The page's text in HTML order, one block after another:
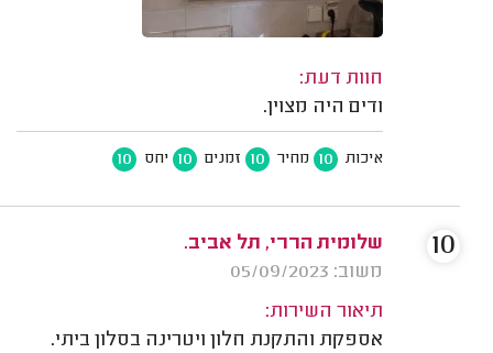
חוות דעת:
ודים היה מצוין.
איכות 10 מחיר 10 זמנים 10 יחס 10
שלומית הררי, תל אביב.
משוב: 05/09/2023
תיאור השירות:
אספקת והתקנת חלון ויטרינה בסלון ביתי.
10